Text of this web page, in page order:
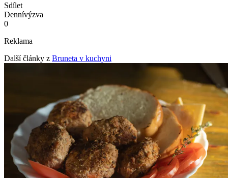
Sdílet
Dennívýzva
0
Reklama
Další články z Bruneta v kuchyni